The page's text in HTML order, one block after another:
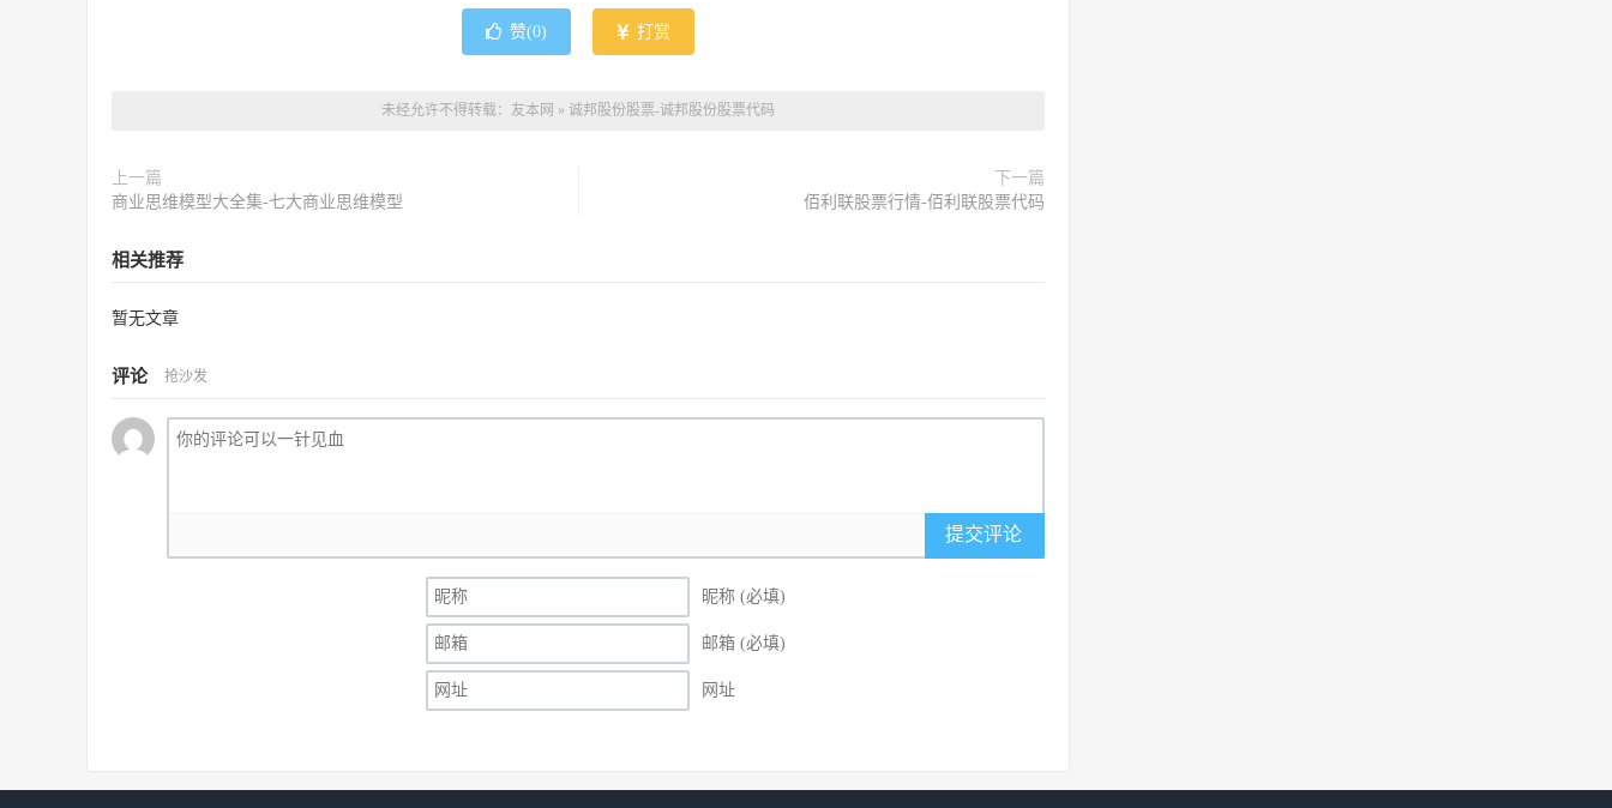
赞(0) 打赏
未经允许不得转载： 友本网 » 诚邦股份股票-诚邦股份股票代码
上一篇
商业思维模型大全集-七大商业思维模型
下一篇
佰利联股票行情-佰利联股票代码
相关推荐
暂无文章
评论 抢沙发
提交评论
昵称 (必填)
邮箱 (必填)
网址